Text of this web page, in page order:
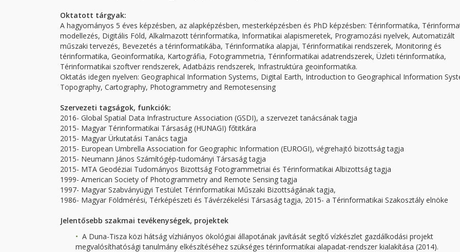
Oktatott tárgyak:
A hagyományos 5 éves képzésben, az alapképzésben, mesterképzésben és PhD képzésben: Térinformatika,
modellezés, Digitális Föld, Alkalmazott térinformatika, Informatikai alapismeretek, Programozási nyelvek, Automatizált
műszaki tervezés, Bevezetés a térinformatikába, Térinformatika alapjai, Térinformatikai rendszerek, Monitoring és
térinformatika, Geoinformatika, Kartográfia, Fotogrammetria, Térinformatikai adatrendszerek, Üzleti térinformatika,
Térinformatikai szoftver rendszerek, Adatbázis rendszerek, Infrastruktúra geoinformatika.
Oktatás idegen nyelven: Geographical Information Systems, Digital Earth, Introduction to Geographical Information
Topography, Cartography, Photogrammetry and Remotesensing
Szervezeti tagságok, funkciók:
2016- Global Spatial Data Infrastructure Association (GSDI), a szervezet tanácsának tagja
2015- Magyar Térinformatikai Társaság (HUNAGI) főtitkára
2015- Magyar Ürkutatási Tanács tagja
2015- European Umbrella Association for Geographic Information (EUROGI), végrehajtó bizottság tagja
2015- Neumann János Számítógép-tudományi Társaság tagja
2015- MTA Geodéziai Tudományos Bizottság Fotogrammetriai és Térinformatikai Albizottság tagja
1999- American Society of Photogrammetry and Remote Sensing tagja
1997- Magyar Szabványügyi Testület Térinformatikai Műszaki Bizottságának tagja,
1986- Magyar Földmérési, Térképészeti és Távérzékelési Társaság tagja, 2015- a Térinformatikai Szakosztály elnöke
Jelentősebb szakmai tevékenységek, projektek
A Duna-Tisza közi hátság vízhiányos ökológiai állapotának javítását segítő vízkészlet gazdálkodási projekt
megvalósíthatósági tanulmány elkészítéséhez szükséges térinformatikai alapadat-rendszer kialakítása (2014).